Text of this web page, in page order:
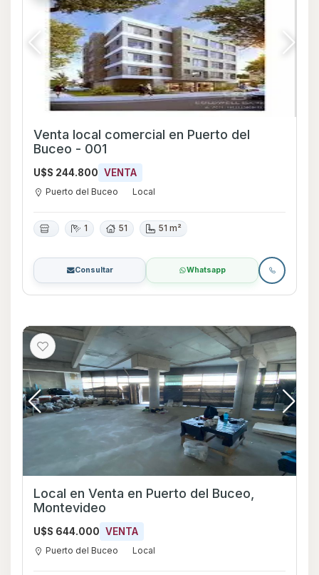
Venta local comercial en Puerto del
Buceo - 001
U$S 244.800 VENTA
Puerto del Buceo Local
1 51 51 m²
Consultar Whatsapp
Local en Venta en Puerto del Buceo,
Montevideo
U$S 644.000 VENTA
Puerto del Buceo Local